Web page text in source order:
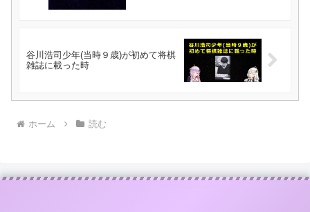
谷川浩司少年(当時９歳)が初めて将棋
雑誌に載った時
ホーム 読む